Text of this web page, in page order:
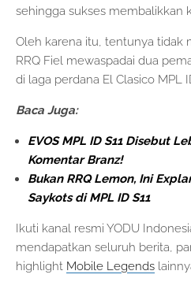
sehingga sukses membalikkan
Oleh karena itu, tentunya tidak
RRQ Fiel mewaspadai dua
di laga perdana El Clasico MPL
Baca Juga:
EVOS MPL ID S11 Disebut
Komentar Branz!
Bukan RRQ Lemon, Ini
Saykots di MPL ID S11
Ikuti kanal resmi YODU
mendapatkan seluruh berita,
highlight Mobile Legends